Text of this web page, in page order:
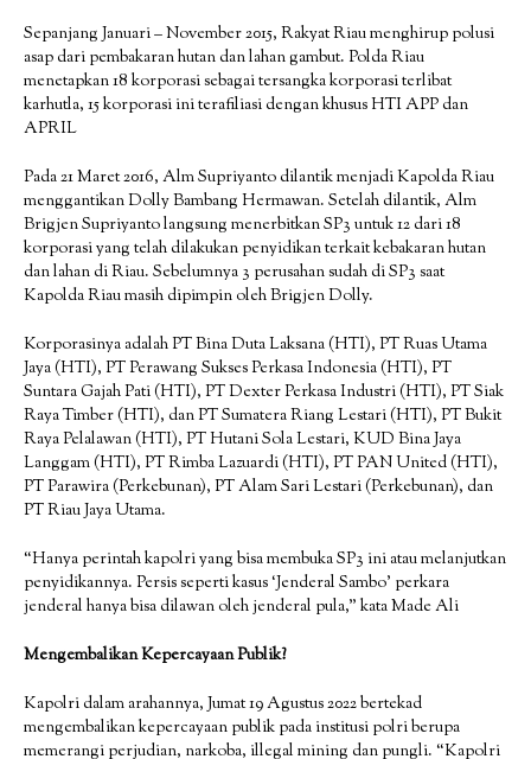
Sepanjang Januari – November 2015, Rakyat Riau menghirup polusi
asap dari pembakaran hutan dan lahan gambut. Polda Riau
menetapkan 18 korporasi sebagai tersangka korporasi terlibat
karhutla, 15 korporasi ini terafiliasi dengan khusus HTI APP dan
APRIL
Pada 21 Maret 2016, Alm Supriyanto dilantik menjadi Kapolda Riau
menggantikan Dolly Bambang Hermawan. Setelah dilantik, Alm
Brigjen Supriyanto langsung menerbitkan SP3 untuk 12 dari 18
korporasi yang telah dilakukan penyidikan terkait kebakaran hutan
dan lahan di Riau. Sebelumnya 3 perusahan sudah di SP3 saat
Kapolda Riau masih dipimpin oleh Brigjen Dolly.
Korporasinya adalah PT Bina Duta Laksana (HTI), PT Ruas Utama
Jaya (HTI), PT Perawang Sukses Perkasa Indonesia (HTI), PT
Suntara Gajah Pati (HTI), PT Dexter Perkasa Industri (HTI), PT Siak
Raya Timber (HTI), dan PT Sumatera Riang Lestari (HTI), PT Bukit
Raya Pelalawan (HTI), PT Hutani Sola Lestari, KUD Bina Jaya
Langgam (HTI), PT Rimba Lazuardi (HTI), PT PAN United (HTI),
PT Parawira (Perkebunan), PT Alam Sari Lestari (Perkebunan), dan
PT Riau Jaya Utama.
“Hanya perintah kapolri yang bisa membuka SP3 ini atau melanjutkan
penyidikannya. Persis seperti kasus ‘Jenderal Sambo’ perkara
jenderal hanya bisa dilawan oleh jenderal pula,” kata Made Ali
Mengembalikan Kepercayaan Publik?
Kapolri dalam arahannya, Jumat 19 Agustus 2022 bertekad
mengembalikan kepercayaan publik pada institusi polri berupa
memerangi perjudian, narkoba, illegal mining dan pungli. “Kapolri